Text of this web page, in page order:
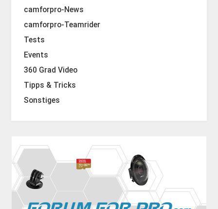
camforpro-News
camforpro-Teamrider
Tests
Events
360 Grad Video
Tipps & Tricks
Sonstiges